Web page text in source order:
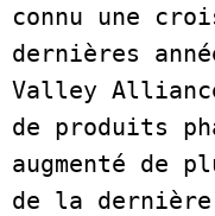
connu une
dernières
Valley
de produits
augmenté de
de la dernière